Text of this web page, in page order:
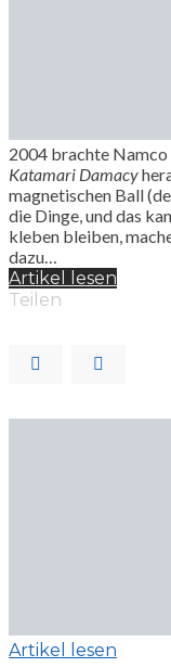
2004 brachte Namco
Katamari Damacy
magnetischen Ball
die Dinge, und das
kleben bleiben,
dazu…
Artikel lesen
Teilen
Artikel lesen